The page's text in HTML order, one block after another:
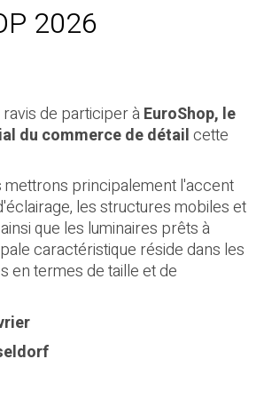
2026
de participer àEuroShop, le
du commerce de détailcette
mettrons principalement l'accent
les structures mobiles et
que les luminaires prêts à
caractéristique réside dans les
en termes de taille et de